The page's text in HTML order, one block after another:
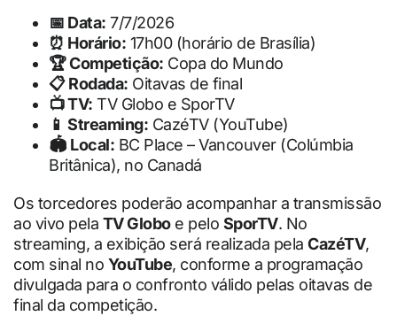
📅 Data: 7/7/2026
⏰ Horário: 17h00 (horário de Brasília)
🏆 Competição: Copa do Mundo
📋 Rodada: Oitavas de final
📺 TV: TV Globo e SporTV
📱 Streaming: CazéTV (YouTube)
🏟 Local: BC Place – Vancouver (Colúmbia
Britânica), no Canadá
Os torcedores poderão acompanhar a transmissão
ao vivo pela TV Globoe pelo SporTV. No
streaming, a exibição será realizada pela CazéTV,
com sinal no YouTube, conforme a programação
divulgada para o confronto válido pelas oitavas de
final da competição.